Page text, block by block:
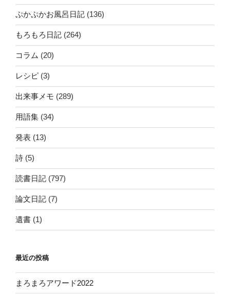
ぷかぷかお風呂日記 (136)
もろもろ日記 (264)
コラム (20)
レシピ (3)
出来事メモ (289)
用語集 (34)
発表 (13)
詩 (5)
読書日記 (797)
論文日記 (7)
遺書 (1)
最近の投稿
まろまろアワード2022